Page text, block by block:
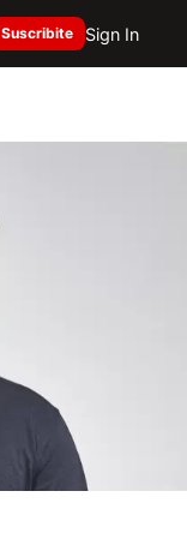
Suscribite Sign In